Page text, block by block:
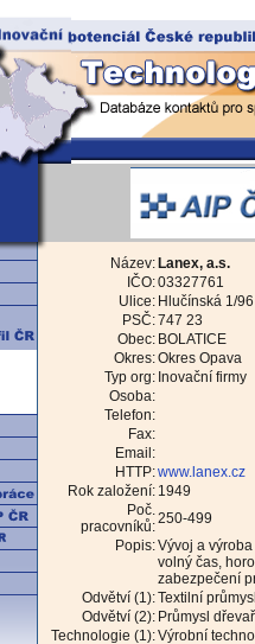
Název: Lanex, a.s.
IČO:03327761
Ulice: Hlučínská 1/96
PSČ:747 23
Obec: BOLATICE
Okres:Okres Opava
Typ org: Inovační firmy
Osoba:
Telefon:
Fax:
Email:
HTTP:www.lanex.cz
Rok založení: 1949
Poč.
pracovníků:250-499
Popis:Vývoj a
volný čas,
zabezpečení
Odvětví (1):Textilní
Odvětví (2): Průmysl
Technologie (1):Výrobní